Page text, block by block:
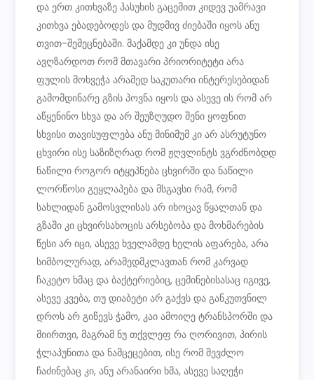
და ერთ კითხვაზე პასუხის გაცემით კიდევ უამრავი
კითხვა ებადებოდეს და მუდმივ ძიებაში იყოს ანუ
თვით-შემეცნებაში. მაქამდე კი უნდა ისე
ავღზარდოთ რომ მთავარი პრიორიტეტი არა
ფულის მოხვეჭა არამედ საკუთარი ინტერესებიდან
გამომდინარე გზის პოვნა იყოს და ასევე ის რომ არ
აწყენინო სხვა და არ შეუზღუდო შენი ყოფნით
სხვისი თავისუფლება ანუ მინიმუმ კი არ ასრუტუნო
ცხვირი ისე საზიზღრად რომ ჟღვლინტს ვგრძნობდდ
ნაწილი როგორ იტყეპნება ცხვირში და ნაწილი
ლორწოსი გეყლაპება და მსგავსი რამ, რომ
სახლიდან გამოსვლისას არ იხოცავ წყალთან და
გზაში კი ცხვირსახოცის არსებობა და მოხმარების
წესი არ იცი, ასევე ხველამდე ხელის აფარება, არა
სიმბოლურად, არამედმკლავთან რომ კარვად
ჩაკეტო ხმაც და ბაქტერიებიც, ცემინებისასაც იგივე,
ასევე კვება, თუ დიაბეტი არ გაქვს და განკუთვნილ
დროს არ გიწევს ჭამო, კაი ამოიღე ტრანსპორში და
მიირთვი, მაგრამ ნუ თქვლეფ რა ღორივით, პირის
ჭლაპუნითა და ნამცეცებით, ისე რომ შევძლო
ჩაძინებაც კი, ანუ არანაირი ხმა, ასევე საღეჭი